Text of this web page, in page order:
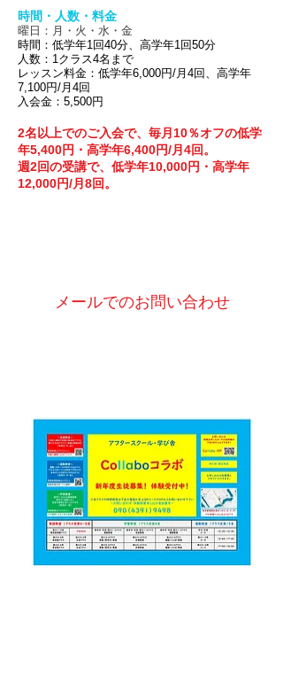
時間・人数・料金
曜日：月・火・水・金
時間：低学年1回40分、高学年1回50分
人数：1クラス4名まで
レッスン料金：低学年6,000円/月4回、高学年
7,100円/月4回
入会金：5,500円
2名以上でのご入会で、毎月10％オフの低学
年5,400円・高学年6,400円/月4回。
週2回の受講で、低学年10,000円・高学年
12,000円/月8回。
メールでのお問い合わせ